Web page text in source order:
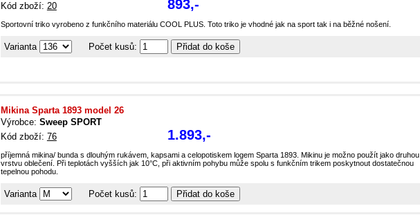
Kód zboží: 20 893,-
Sportovní triko vyrobeno z funkčního materiálu COOL PLUS. Toto triko je vhodné jak na sport tak i na běžné nošení.
Varianta Počet kusů:
Mikina Sparta 1893 model 26
Výrobce: Sweep SPORT
Kód zboží: 76 1.893,-
příjemná mikina/ bunda s dlouhým rukávem, kapsami a celopotiskem logem Sparta 1893. Mikinu je možno použít jako druhou
vrstvu oblečení. Při teplotách vyšších jak 10°C, při aktivním pohybu může spolu s funkčním trikem poskytnout dostatečnou
tepelnou pohodu.
Varianta Počet kusů: